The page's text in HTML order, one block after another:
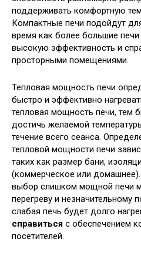
поддерживать комфортную
Компактные печи подойдут
время как более большие печи
высокую эффективность и
просторными помещениями.
Тепловая мощность печи
быстро и эффективно
тепловая мощность печи, тем
достичь желаемой
течение всего сеанса.
тепловой мощности печи
таких как размер бани,
(коммерческое или домашнее).
выбор слишком мощной печи
перегреву и незначительному
слабая печь будет долго
справиться с обеспечением
посетителей.